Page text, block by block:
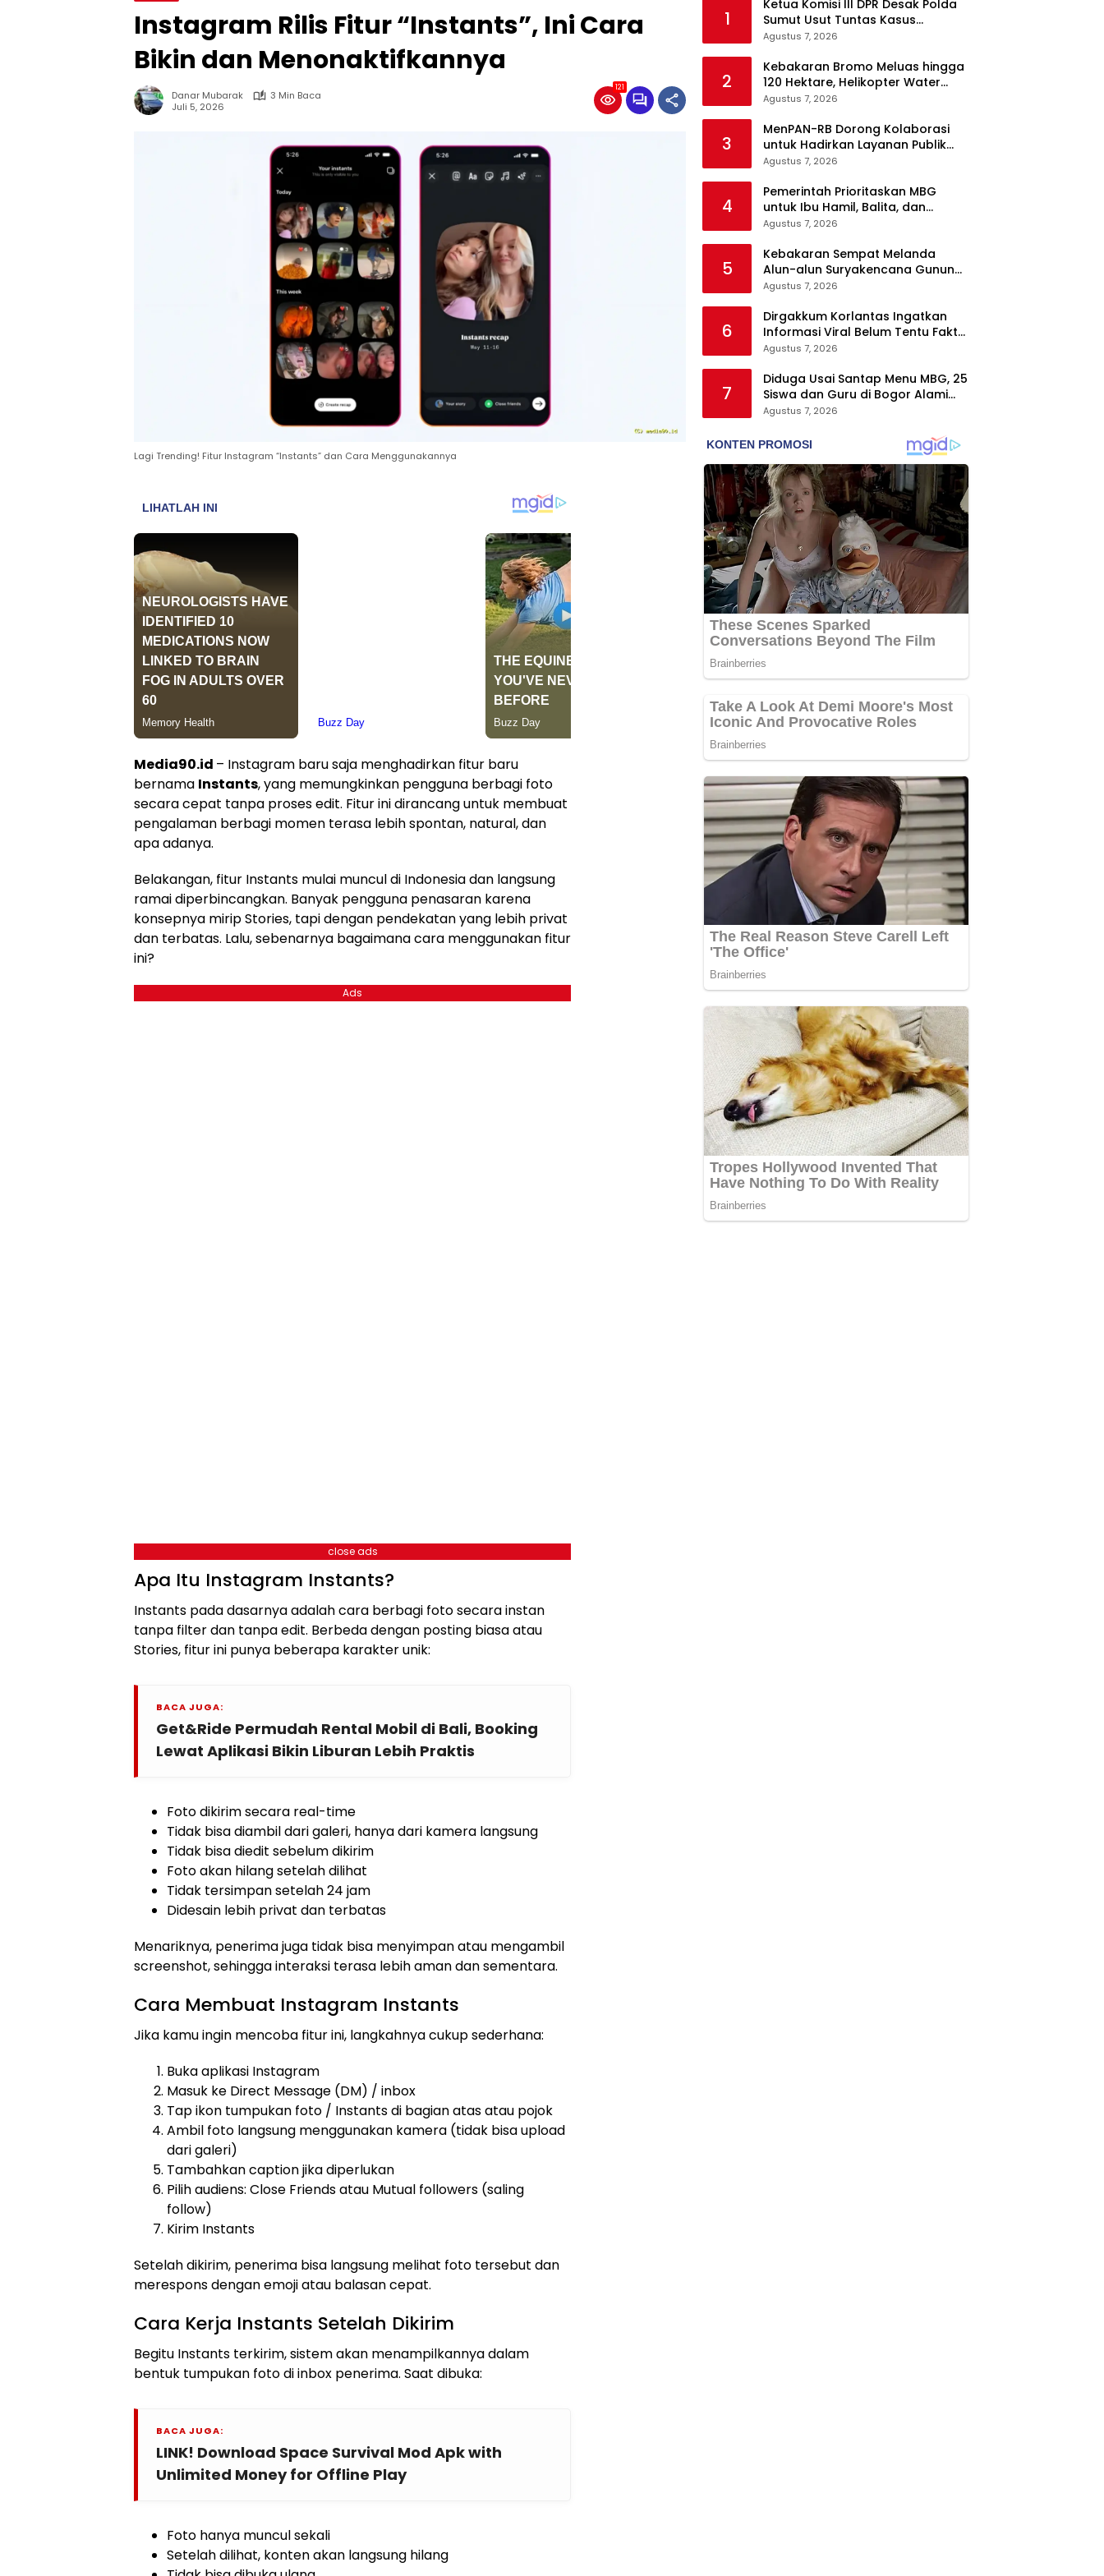
Instagram Rilis Fitur “Instants”, Ini Cara
Bikin dan Menonaktifkannya
Danar Mubarak
3 Min Baca
Juli 5, 2026
121
Lagi Trending! Fitur Instagram “Instants” dan Cara Menggunakannya
Media90.id – Instagram baru saja menghadirkan fitur baru
bernama Instants, yang memungkinkan pengguna berbagi foto
secara cepat tanpa proses edit. Fitur ini dirancang untuk membuat
pengalaman berbagi momen terasa lebih spontan, natural, dan
apa adanya.
Belakangan, fitur Instants mulai muncul di Indonesia dan langsung
ramai diperbincangkan. Banyak pengguna penasaran karena
konsepnya mirip Stories, tapi dengan pendekatan yang lebih privat
dan terbatas. Lalu, sebenarnya bagaimana cara menggunakan fitur
ini?
Ads
close ads
Apa Itu Instagram Instants?
Instants pada dasarnya adalah cara berbagi foto secara instan
tanpa filter dan tanpa edit. Berbeda dengan posting biasa atau
Stories, fitur ini punya beberapa karakter unik:
BACA JUGA:
Get&Ride Permudah Rental Mobil di Bali, Booking
Lewat Aplikasi Bikin Liburan Lebih Praktis
Foto dikirim secara real-time
Tidak bisa diambil dari galeri, hanya dari kamera langsung
Tidak bisa diedit sebelum dikirim
Foto akan hilang setelah dilihat
Tidak tersimpan setelah 24 jam
Didesain lebih privat dan terbatas
Menariknya, penerima juga tidak bisa menyimpan atau mengambil
screenshot, sehingga interaksi terasa lebih aman dan sementara.
Cara Membuat Instagram Instants
Jika kamu ingin mencoba fitur ini, langkahnya cukup sederhana:
Buka aplikasi Instagram
Masuk ke Direct Message (DM) / inbox
Tap ikon tumpukan foto / Instants di bagian atas atau pojok
Ambil foto langsung menggunakan kamera (tidak bisa upload
dari galeri)
Tambahkan caption jika diperlukan
Pilih audiens: Close Friends atau Mutual followers (saling
follow)
Kirim Instants
Setelah dikirim, penerima bisa langsung melihat foto tersebut dan
merespons dengan emoji atau balasan cepat.
Cara Kerja Instants Setelah Dikirim
Begitu Instants terkirim, sistem akan menampilkannya dalam
bentuk tumpukan foto di inbox penerima. Saat dibuka:
BACA JUGA:
LINK! Download Space Survival Mod Apk with
Unlimited Money for Offline Play
Foto hanya muncul sekali
Setelah dilihat, konten akan langsung hilang
1
Ketua Komisi III DPR Desak Polda
Sumut Usut Tuntas Kasus
Kematian WL Secara Transparan
Agustus 7, 2026
2
Kebakaran Bromo Meluas hingga
120 Hektare, Helikopter Water
Bombing Disiagakan
Agustus 7, 2026
3
MenPAN-RB Dorong Kolaborasi
untuk Hadirkan Layanan Publik
yang Terintegrasi dan Inklusif
Agustus 7, 2026
4
Pemerintah Prioritaskan MBG
untuk Ibu Hamil, Balita, dan
Daerah 3T
Agustus 7, 2026
5
Kebakaran Sempat Melanda
Alun-alun Suryakencana Gunung
Gede, Api Berhasil Dipadamkan
Agustus 7, 2026
6
Dirgakkum Korlantas Ingatkan
Informasi Viral Belum Tentu Fakta,
Masyarakat Diminta Waspadai
Agustus 7, 2026
7
Diduga Usai Santap Menu MBG, 25
Siswa dan Guru di Bogor Alami
Keracunan
Agustus 7, 2026